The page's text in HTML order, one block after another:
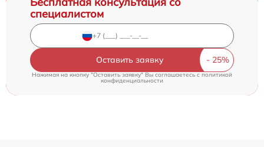
специалистом
Оставить заявку
Нажимая на кнопку "Оставить заявку" Вы соглашаетесь cполитикой
конфиденциальности